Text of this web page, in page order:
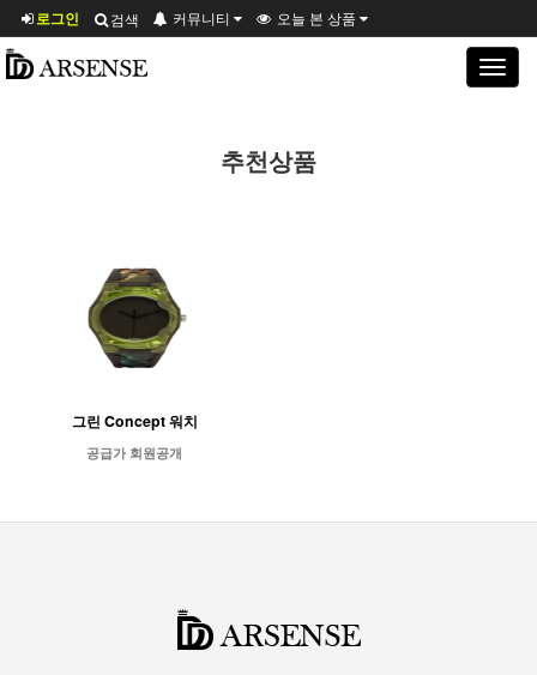
로그인 검색 커뮤니티 오늘 본 상품
Toggle
추천상품
그린 Concept 워치
공급가 회원공개